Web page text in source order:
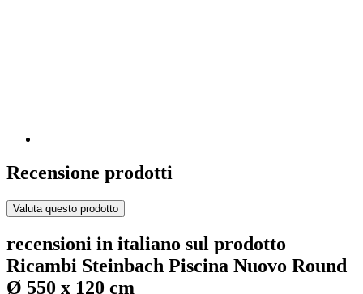
Recensione prodotti
Valuta questo prodotto
recensioni in italiano sul prodotto
Ricambi Steinbach Piscina Nuovo Round
Ø 550 x 120 cm